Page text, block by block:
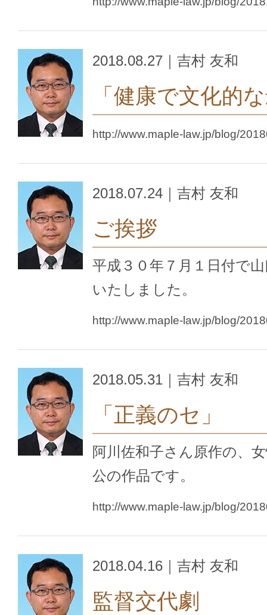
2018.08.27｜吉村 友和
「健康で文化的
http://www.maple-law.jp/blog/
2018.07.24｜吉村 友和
ご挨拶
平成３０年７月１日付で
いたしました。
http://www.maple-law.jp/blog/
2018.05.31｜吉村 友和
「正義のセ」
阿川佐和子さん原作の、
公の作品です。
http://www.maple-law.jp/blog/
2018.04.16｜吉村 友和
監督交代劇